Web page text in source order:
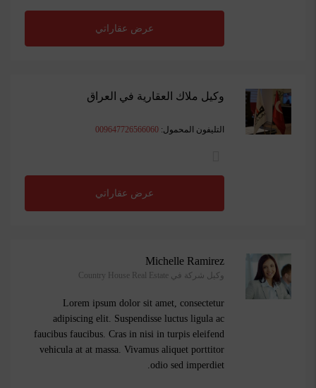
عرض عقاراتي
وكيل ملاك العقارية في العراق
التليفون المحمول: 009647726566060
عرض عقاراتي
Michelle Ramirez
وكيل شركة في Country House Real Estate
Lorem ipsum dolor sit amet, consectetur
adipiscing elit. Suspendisse luctus ligula ac
faucibus faucibus. Cras in nisi in turpis eleifend
vehicula at at massa. Vivamus aliquet porttitor
odio sed imperdiet.